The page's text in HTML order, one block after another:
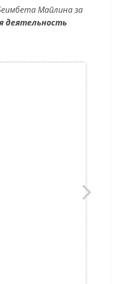
Майлина за
деятельность